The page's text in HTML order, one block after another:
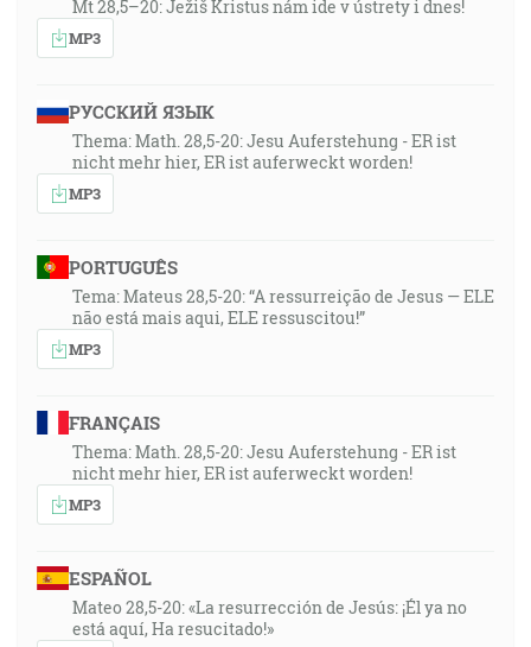
Mt 28,5–20: Ježiš Kristus nám ide v ústrety i dnes!
MP3
РУССКИЙ ЯЗЫК
Thema: Math. 28,5-20: Jesu Auferstehung - ER ist
nicht mehr hier, ER ist auferweckt worden!
MP3
PORTUGUÊS
Tema: Mateus 28,5-20: “A ressurreição de Jesus — ELE
não está mais aqui, ELE ressuscitou!”
MP3
FRANÇAIS
Thema: Math. 28,5-20: Jesu Auferstehung - ER ist
nicht mehr hier, ER ist auferweckt worden!
MP3
ESPAÑOL
Mateo 28,5-20: «La resurrección de Jesús: ¡Él ya no
está aquí, Ha resucitado!»